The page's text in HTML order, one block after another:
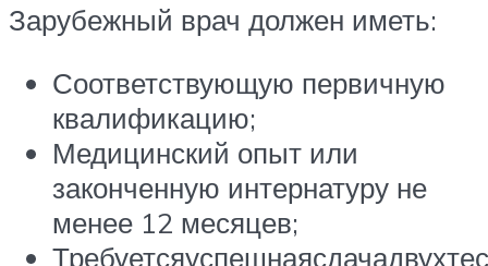
Зарубежный врач должен иметь:
Соответствующую первичную
квалификацию;
Медицинский опыт или
законченную интернатуру не
менее 12 месяцев;